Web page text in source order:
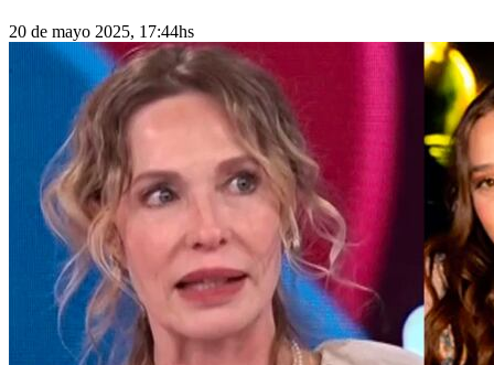
20 de mayo 2025, 17:44hs